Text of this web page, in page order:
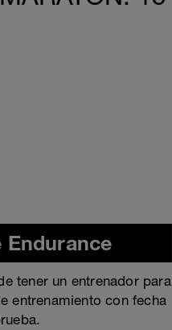
Endurance
tener un entrenador para
entrenamiento con fecha